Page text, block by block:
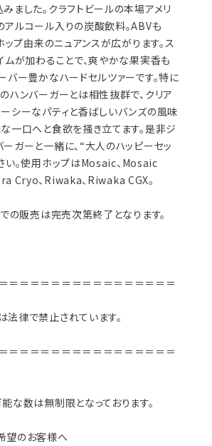
ました。クラフトビールの本場アメリ
アルコール入りの炭酸飲料。ABVも
プ由来のニュアンスが広がります。ス
ムが加わることで、爽やかな果実香も
バー豊かなハードセルツァーです。特に
ハンバーガーとは相性抜群で、クリア
シーなパティと香ばしいバンズの風味
一口へと食欲を掻き立てます。是非ジ
ガーと一緒に、“大人のハッピーセッ
い。使用ホップはMosaic、Mosaic
Cryo、Riwaka、Riwaka CGX。
販売は完売次第終了となります。
＝＝＝＝＝＝＝＝＝＝＝＝＝＝＝＝
律で禁止されています。
＝＝＝＝＝＝＝＝＝＝＝＝＝＝＝＝
な数は無制限となっております。
望のお客様へ